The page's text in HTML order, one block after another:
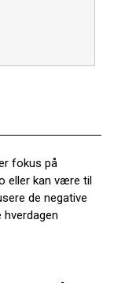
fokus på
eller kan være til
de negative